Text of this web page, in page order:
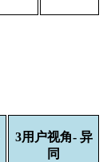
3用户视角- 异
同